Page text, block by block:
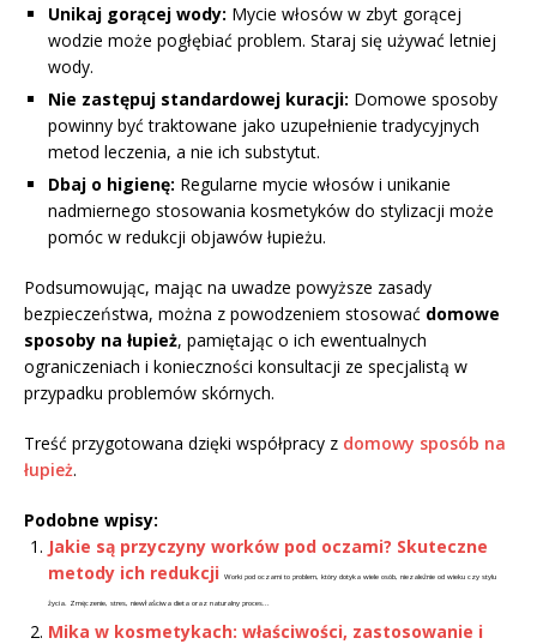
Unikaj gorącej wody: Mycie włosów w zbyt gorącej
wodzie może pogłębiać problem. Staraj się używać letniej
wody.
Nie zastępuj standardowej kuracji: Domowe sposoby
powinny być traktowane jako uzupełnienie tradycyjnych
metod leczenia, a nie ich substytut.
Dbaj o higienę: Regularne mycie włosów i unikanie
nadmiernego stosowania kosmetyków do stylizacji może
pomóc w redukcji objawów łupieżu.
Podsumowując, mając na uwadze powyższe zasady
bezpieczeństwa, można z powodzeniem stosować domowe
sposoby na łupież, pamiętając o ich ewentualnych
ograniczeniach i konieczności konsultacji ze specjalistą w
przypadku problemów skórnych.
Treść przygotowana dzięki współpracy z domowy sposób na
łupież.
Podobne wpisy:
Jakie są przyczyny worków pod oczami? Skuteczne
metody ich redukcji
Worki pod oczami to problem, który dotyka wiele osób, niezależnie od wieku czy stylu
życia. Zmęczenie, stres, niewłaściwa dieta oraz naturalny proces...
Mika w kosmetykach: właściwości, zastosowanie i